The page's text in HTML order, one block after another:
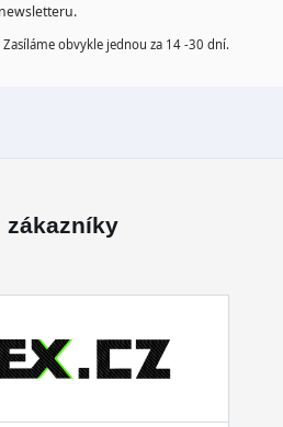
newsletteru.
obvykle jednou za 14 -30 dní.
zákazníky